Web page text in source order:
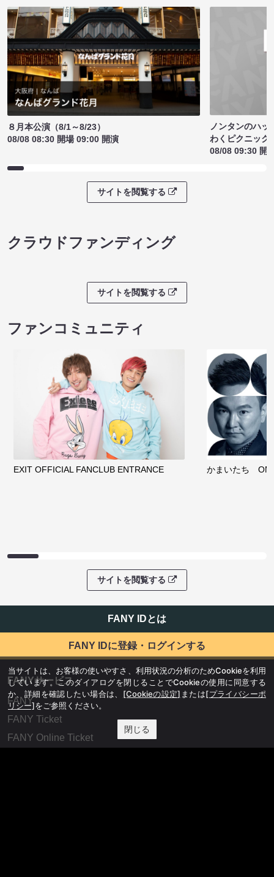
８月本公演（8/1～8/23）
08/08 08:30 開場 09:00 開演
ノンタンのハッ
わくピクニック
08/08 09:30 開
サイトを閲覧する
クラウドファンディング
サイトを閲覧する
ファンコミュニティ
EXIT OFFICIAL FANCLUB ENTRANCE かまいたち
サイトを閲覧する
FANY IDとは
FANY IDに登録・ログインする
FANYサービス
FANY
FANY Ticket
FANY Online Ticket
当サイトは、お客様の使いやすさ、利用状況の分析のためCookieを利用
しています。このダイアログを閉じることでCookieの使用に同意する
か、詳細を確認したい場合は、 [Cookieの設定] または[プライバシーポ
リシー]をご参照ください。
閉じる